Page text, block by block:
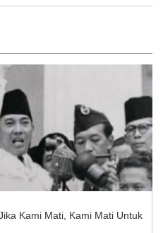
Kami Mati, Kami Mati Untuk